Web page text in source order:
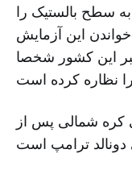
سطح بالستیک را
این آزمایش
این کشور شخصا
کره شمالی پس از